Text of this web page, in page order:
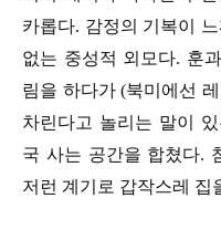
카롭다. 감정의 기복이
없는 중성적 외모다. 훈
림을 하다가 (북미에선
차린다고 놀리는 말이
국 사는 공간을 합쳤다.
저런 계기로 갑작스레 집